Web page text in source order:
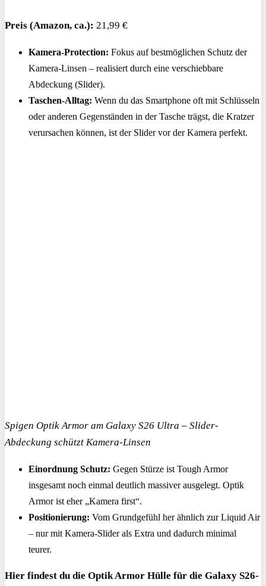
Preis (Amazon, ca.): 21,99 €
Kamera-Protection: Fokus auf bestmöglichen Schutz der
Kamera-Linsen – realisiert durch eine verschiebbare
Abdeckung (Slider).
Taschen-Alltag: Wenn du das Smartphone oft mit Schlüsseln
oder anderen Gegenständen in der Tasche trägst, die Kratzer
verursachen können, ist der Slider vor der Kamera perfekt.
Spigen Optik Armor am Galaxy S26 Ultra – Slider-
Abdeckung schützt Kamera-Linsen
Einordnung Schutz: Gegen Stürze ist Tough Armor
insgesamt noch einmal deutlich massiver ausgelegt. Optik
Armor ist eher „Kamera first“.
Positionierung: Vom Grundgefühl her ähnlich zur Liquid Air
– nur mit Kamera-Slider als Extra und dadurch minimal
teurer.
Hier findest du die Optik Armor Hülle für die Galaxy S26-